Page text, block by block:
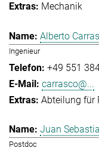
Mechanik
Alberto
Ingenieur
+49 551
carrasco@...
Abteilung für
Juan
Postdoc